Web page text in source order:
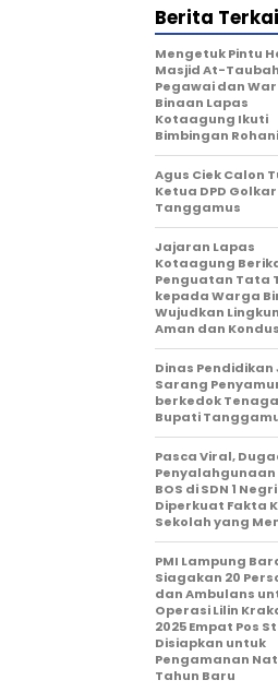
Berita
Mengetuk Pintu
Masjid At-
Pegawai dan
Binaan Lapas
Kotaagung Ikuti
Bimbingan Rohani
Agus Ciek Calon
Ketua DPD Golkar
Tanggamus
Jajaran Lapas
Kotaagung
Penguatan Tata
kepada Warga
Wujudkan
Aman dan
Dinas Pendidikan
Sarang
berkedok
Bupati
Pasca Viral,
Penyalahgunaan
BOS di SDN 1
Diperkuat Fakta
Sekolah yang
PMI Lampung
Siagakan 20
dan Ambulans
Operasi Lilin
2025 Empat Pos
Disiapkan untuk
Pengamanan
Tahun Baru